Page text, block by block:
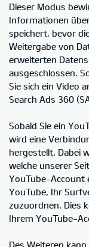
Dieser Modus
Informationen
speichert, bevor
Weitergabe von
erweiterten
ausgeschlossen.
Sie sich ein Video
Search Ads 360
Sobald Sie ein
wird eine
hergestellt. Dabei
welche unserer
YouTube-Account
YouTube, Ihr
zuzuordnen. Dies
Ihrem YouTube-
Des Weiteren